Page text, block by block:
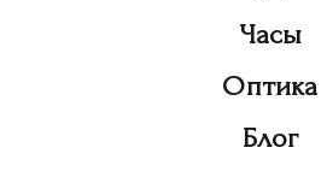
Часы
Оптика
Блог